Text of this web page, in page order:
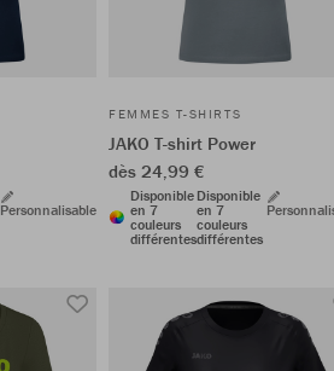
Personnalisable
FEMMES T-SHIRTS
JAKO T-shirt Power
dès 24,99 €
Disponible
en 7
couleurs
différentes
Disponible
en 7
couleurs
différentes